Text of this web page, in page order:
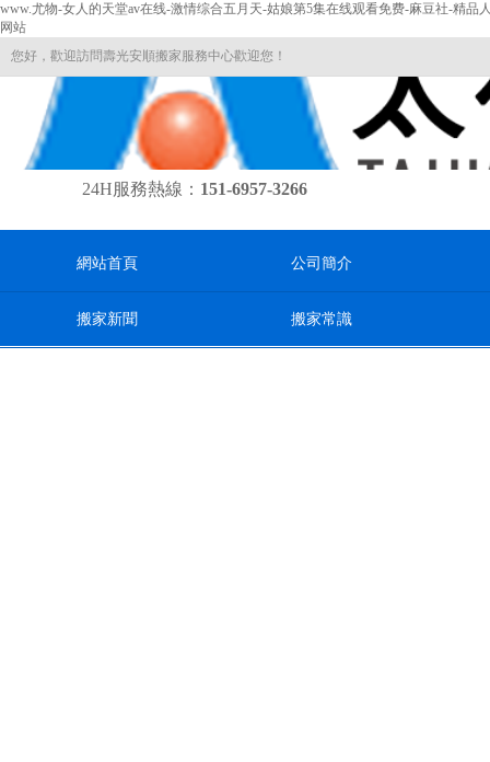
www.尤物-女人的天堂av在线-激情综合五月天-姑娘第5集在线观看免费-麻豆社-精
网站
您好，歡迎訪問壽光安順搬家服務中心歡迎您！
24H服務熱線： 151-6957-3266
網站首頁 公司簡介
搬家新聞 搬家常識